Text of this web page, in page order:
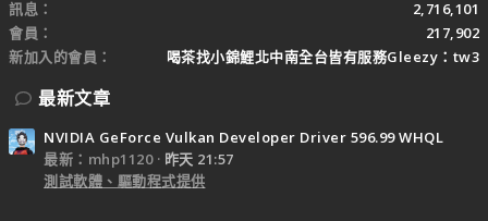
訊息
2,716,101
會員
217,902
新加入的會員
喝茶找小錦鯉北中南全台皆有服務Gleezy：tw3
最新文章
NVIDIA GeForce Vulkan Developer Driver 596.99 WHQL
最新：mhp1120
昨天 21:57
測試軟體、驅動程式提供